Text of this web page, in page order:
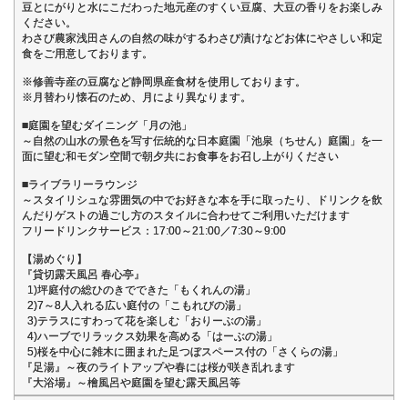
豆とにがりと水にこだわった地元産のすくい豆腐、大豆の香りをお楽しみ
ください。
わさび農家浅田さんの自然の味がするわさび漬けなどお体にやさしい和定
食をご用意しております。
※修善寺産の豆腐など静岡県産食材を使用しております。
※月替わり懐石のため、月により異なります。
■庭園を望むダイニング「月の池」
～自然の山水の景色を写す伝統的な日本庭園「池泉（ちせん）庭園」を一
面に望む和モダン空間で朝夕共にお食事をお召し上がりください
■ライブラリーラウンジ
～スタイリシュな雰囲気の中でお好きな本を手に取ったり、ドリンクを飲
んだりゲストの過ごし方のスタイルに合わせてご利用いただけます
フリードリンクサービス：17:00～21:00／7:30～9:00
【湯めぐり】
『貸切露天風呂 春心亭』
1)坪庭付の総ひのきでできた「もくれんの湯」
2)7～8人入れる広い庭付の「こもれびの湯」
3)テラスにすわって花を楽しむ「おりーぶの湯」
4)ハーブでリラックス効果を高める「はーぶの湯」
5)桜を中心に雑木に囲まれた足つぼスペース付の「さくらの湯」
『足湯』～夜のライトアップや春には桜が咲き乱れます
『大浴場』～檜風呂や庭園を望む露天風呂等